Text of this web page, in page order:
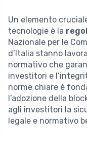
Un elemento
tecnologie è la
Nazionale per le
d’Italia stanno
normativo che
investitori e
norme chiare è
l’adozione della
agli investitori la
legale e normativo